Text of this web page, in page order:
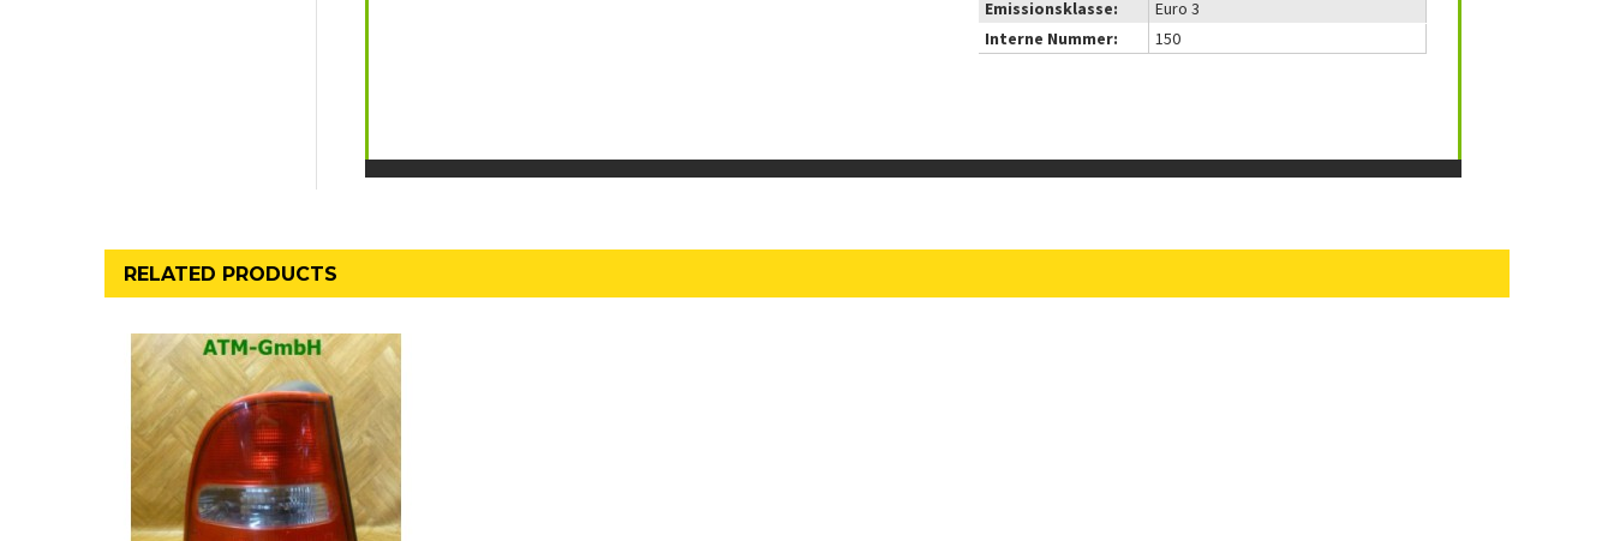
Emissionsklasse:
Euro 3
Interne Nummer:
150
RELATED PRODUCTS